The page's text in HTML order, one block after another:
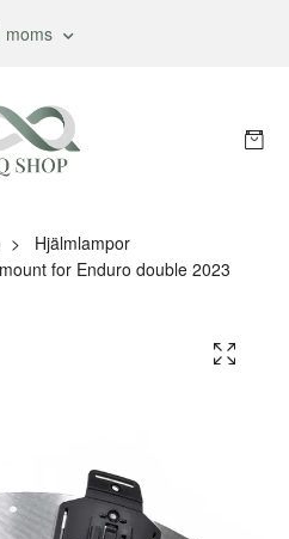
moms
Hjälmlampor
for Enduro double 2023